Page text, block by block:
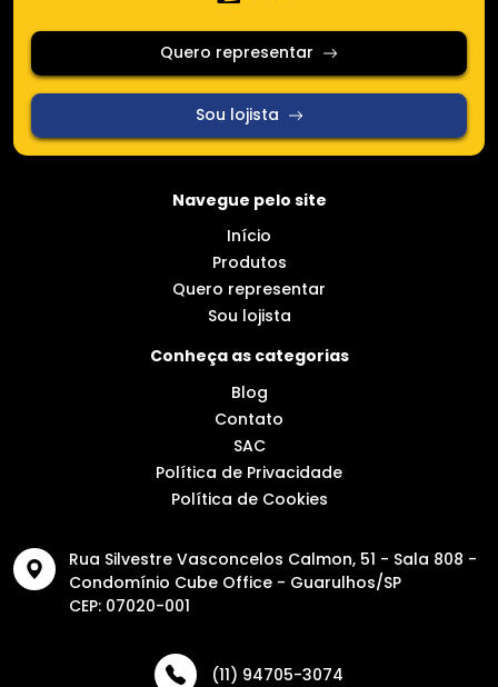
Quero representar
Sou lojista
Navegue pelo site
Início
Produtos
Quero representar
Sou lojista
Conheça as categorias
Blog
Contato
SAC
Política de Privacidade
Política de Cookies
Rua Silvestre Vasconcelos Calmon, 51 - Sala 808 -
Condomínio Cube Office - Guarulhos/SP
CEP: 07020-001
(11) 94705-3074